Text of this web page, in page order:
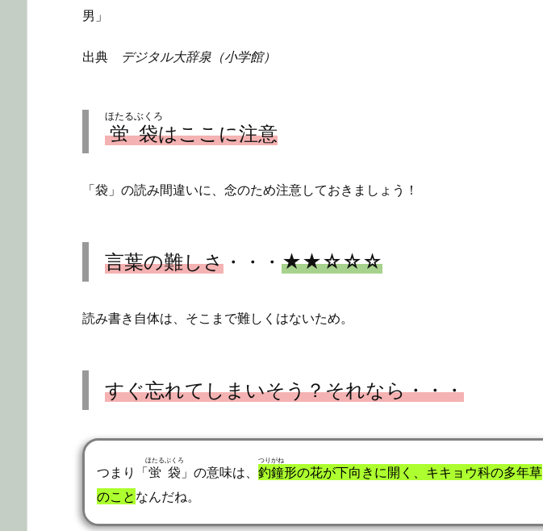
男」
出典 デジタル大辞泉（小学館）
蛍袋
ほたるぶくろ
はここに注意
「袋」の読み間違いに、念のため注意しておきましょう！
言葉の難しさ ・・・ ★★☆☆☆
読み書き自体は、そこまで難しくはないため。
すぐ忘れてしまいそう？それなら・・・
つまり「蛍袋
ほたるぶくろ
」の意味は、 釣鐘
つりがね
形の花が下向きに開く、キキョウ科の多年草
のこと なんだね。